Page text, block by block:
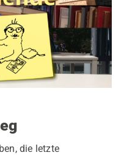
die letzte